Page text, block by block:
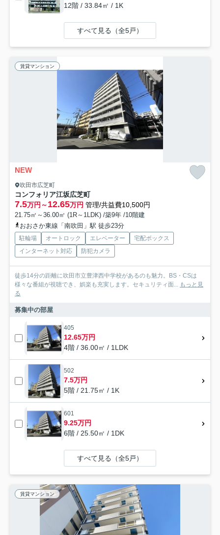
12階 / 33.84㎡ / 1K
すべて見る（全5戸）
賃貸マンション
NEW
吹田市広芝町
コンフォリア江坂広芝町
7.5万円～12.65万円 管理/共益費10,500円
21.75㎡～36.00㎡ (1R～1LDK) /築9年 /10階建
おおさか東線「南吹田」駅 徒歩23分
駐輪場 オートロック エレベーター
宅配ボックス
インターネット対応
防犯カメラ
徒歩14分の距離に吹田市立豊津西中学校があるのも魅力。BS・CSは
様々な番組が視聴でき、娯楽も充実します。セキュリティ面... もっと見
る
募集中の部屋
405
12.65万円
4階 / 36.00㎡ / 1LDK
502
7.5万円
5階 / 21.75㎡ / 1K
601
9.25万円
6階 / 25.50㎡ / 1DK
すべて見る（全5戸）
賃貸マンション